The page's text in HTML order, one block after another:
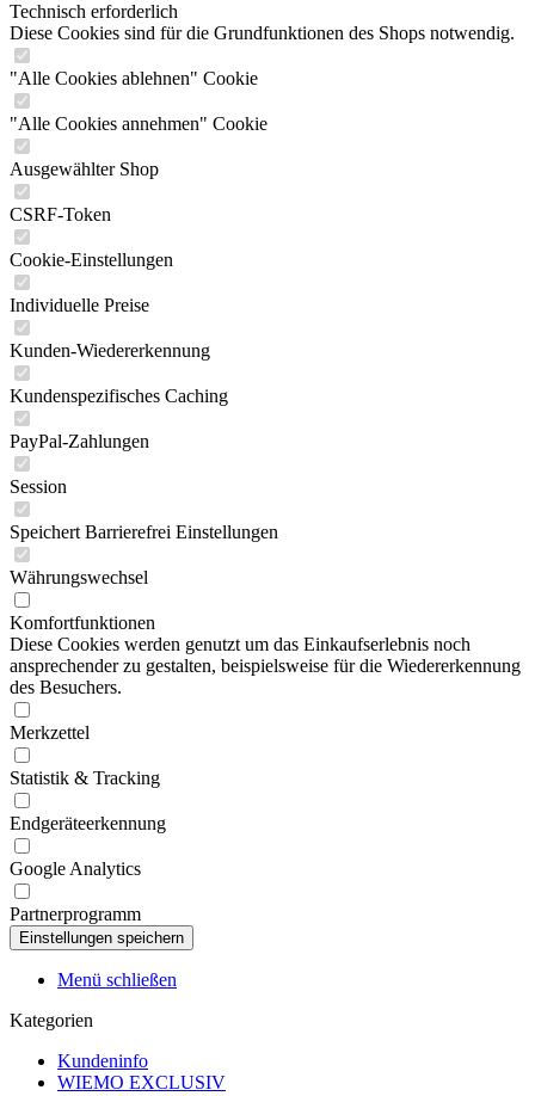
Technisch erforderlich
Diese Cookies sind für die Grundfunktionen des Shops notwendig.
"Alle Cookies ablehnen" Cookie
"Alle Cookies annehmen" Cookie
Ausgewählter Shop
CSRF-Token
Cookie-Einstellungen
Individuelle Preise
Kunden-Wiedererkennung
Kundenspezifisches Caching
PayPal-Zahlungen
Session
Speichert Barrierefrei Einstellungen
Währungswechsel
Komfortfunktionen
Diese Cookies werden genutzt um das Einkaufserlebnis noch
ansprechender zu gestalten, beispielsweise für die Wiedererkennung
des Besuchers.
Merkzettel
Statistik & Tracking
Endgeräteerkennung
Google Analytics
Partnerprogramm
Menü schließen
Kategorien
Kundeninfo
WIEMO EXCLUSIV